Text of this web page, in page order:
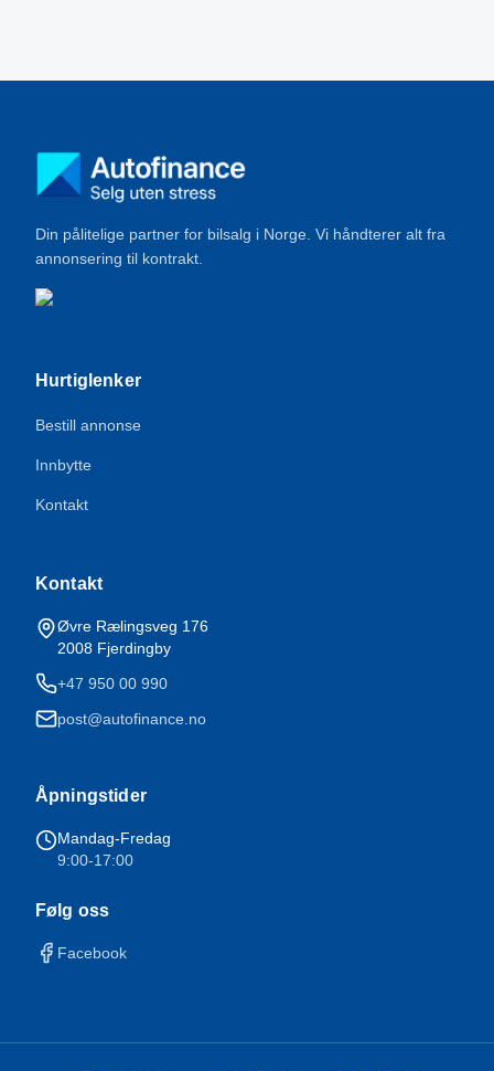
Din pålitelige partner for bilsalg i Norge. Vi håndterer alt fra
annonsering til kontrakt.
Hurtiglenker
Bestill annonse
Innbytte
Kontakt
Kontakt
Øvre Rælingsveg 176
2008 Fjerdingby
+47 950 00 990
post@autofinance.no
Åpningstider
Mandag-Fredag
9:00-17:00
Følg oss
Facebook